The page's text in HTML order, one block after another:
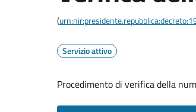
(
Servizio attivo
Procedimento di verifica della